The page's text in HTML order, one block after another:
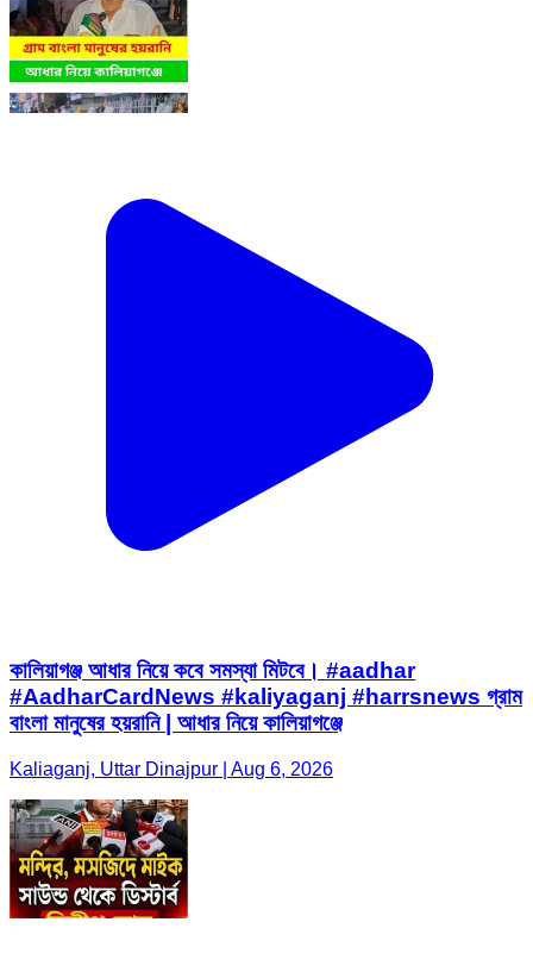
কালিয়াগঞ্জ আধার নিয়ে কবে সমস্যা মিটবে। #aadhar
#AadharCardNews #kaliyaganj #harrsnews গ্রাম
বাংলা মানুষের হয়রানি | আধার নিয়ে কালিয়াগঞ্জে
Kaliaganj, Uttar Dinajpur | Aug 6, 2026